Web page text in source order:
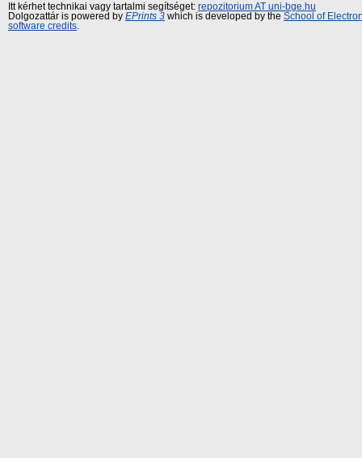
Itt kérhet technikai vagy tartalmi segítséget: repozitorium AT uni-bge.hu
Dolgozattár is powered by EPrints 3 which is developed by the School of
software credits